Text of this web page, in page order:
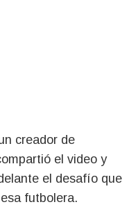
creador de
el video y
el desafío que
futbolera.